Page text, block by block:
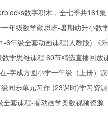
数字积木，全七季共161
年级数学勤思班-暑期幼升小数
6年级全套动画课程(人教版) 《
学思维课程 60节精选直播回放
-字成方圆小学一年级（上册）
同步单元习作 (23课时)学习资源
全套课程-看动画学奥数视频资源